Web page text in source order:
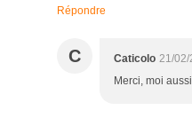
Répondre
C Caticolo 21/02/
Merci, moi